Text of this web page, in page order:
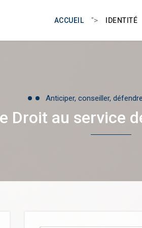
ACCUEIL "> IDENTITÉ
Anticiper, conseiller,
Droit au service